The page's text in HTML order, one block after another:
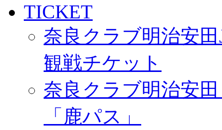
TICKET
奈良クラブ明治安
観戦チケット
奈良クラブ明治安
「鹿パス」